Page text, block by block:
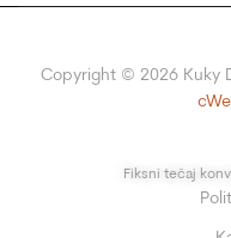
Copyright © 2026Kuky
Fiksni tečaj